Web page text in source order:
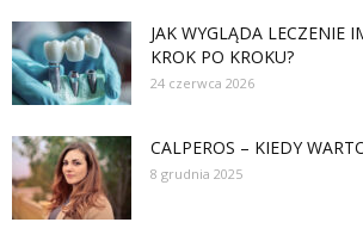
JAK WYGLĄDA LECZENIE
KROK PO KROKU?
24 czerwca 2026
CALPEROS – KIEDY
8 grudnia 2025